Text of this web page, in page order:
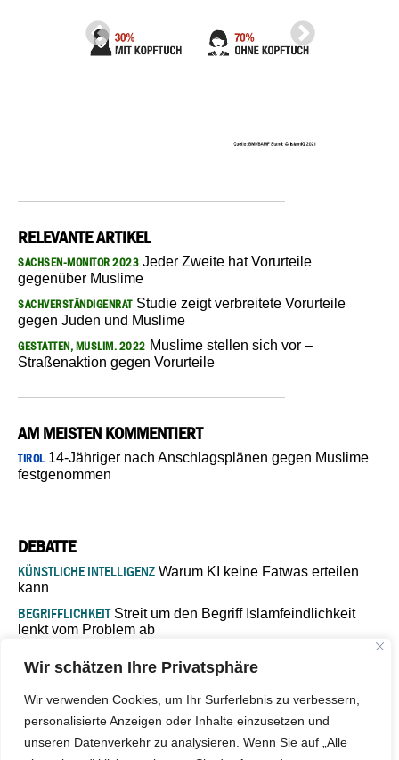
Wir schätzen Ihre Privatsphäre
Wir verwenden Cookies, um Ihr Surferlebnis zu verbessern,
personalisierte Anzeigen oder Inhalte einzusetzen und
unseren Datenverkehr zu analysieren. Wenn Sie auf „Alle
RELEVANTE ARTIKEL
SACHSEN-MONITOR 2023 Jeder Zweite hat Vorurteile
gegenüber Muslime
SACHVERSTÄNDIGENRATStudie zeigt verbreitete Vorurteile
gegen Juden und Muslime
GESTATTEN, MUSLIM. 2022 Muslime stellen sich vor –
Straßenaktion gegen Vorurteile
AM MEISTEN KOMMENTIERT
TIROL14-Jähriger nach Anschlagsplänen gegen Muslime
festgenommen
DEBATTE
KÜNSTLICHE INTELLIGENZ Warum KI keine Fatwas erteilen
kann
BEGRIFFLICHKEITStreit um den Begriff Islamfeindlichkeit
lenkt vom Problem ab
Verantwortung bleibt“
ISLAMISCHE FAKULTÄT IN MÜNSTEREine kritische Schwelle für
die deutsche Religionspolitik
GASTBEITRAGWarum die muslimische Welt eine neue
Soziologie braucht